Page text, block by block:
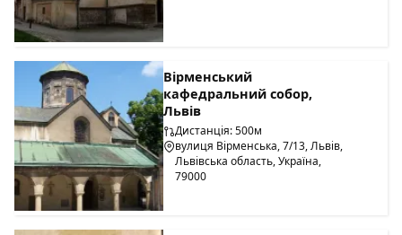
Вірменський
кафедральний собор,
Львів
Дистанція: 500м
вулиця Вірменська, 7/13, Львів,
Львівська область, Україна,
79000